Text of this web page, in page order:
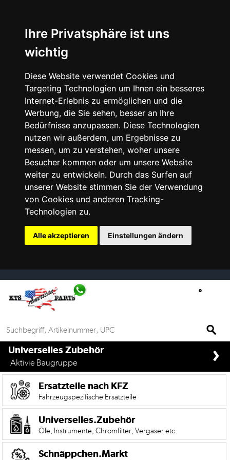
Ihre Privatsphäre ist uns
wichtig
Diese Website verwendet Cookies und
Targeting Technologien um Ihnen ein besseres
Internet-Erlebnis zu ermöglichen und die
Werbung, die Sie sehen, besser an Ihre
Bedürfnisse anzupassen. Diese Technologien
nutzen wir außerdem, um Ergebnisse zu
messen, um zu verstehen, woher unsere
Besucher kommen oder um unsere Website
weiter zu entwickeln. Durch das Surfen auf
unserer Website stimmen Sie der Verwendung
von Cookies und anderen Tracking-
Technologien zu.
Alle akzeptieren Einstellungen ändern
nach
KFZ
Universelles
Anfrage
&
Kontaktformular
Garage
Carport
Die
Mobile
Version
if%> >
Universelles Zubehör
Aktivie Baugruppe ›
Ersatzteile nach KFZ
Fahrzeugspezifische Ersatzteile
Universelles.Zubehör
Öle, Instrumente, Chromfilter, Vergaser etc.
Schnäppchen.Markt